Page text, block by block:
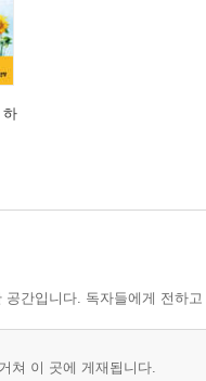
하
공간입니다. 독자들에게 전하
쳐 이 곳에 게재됩니다.